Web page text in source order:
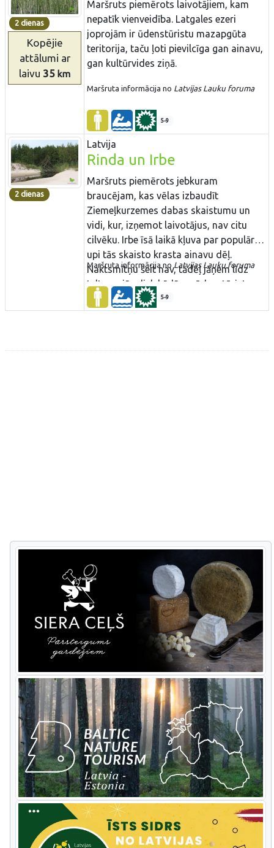
liecina vietvārdi – Ģedertu tacis, Žvīguļu
tacis u.c. Nēģu tačus būvēja vietās, kur
upe ir seklāka, šaurāka, ar salām un
straujtecēm bagātāka, tādēļ vietvārds
„tacis” nozīmē arī interesantākus
saglabājušies tikai upes lejtecē pie
Salacgrīvas. Nakšņošana g.k.
ūdenstūristu apmetnēs (teltīs). Maršruts
atrodas Ziemeļvidzemes biosfēras
rezervātā.
2 dienas
Kopējie
attālumi ar
laivu 35 km
Maršruts piemērots laivotājiem, kam
nepatīk vienveidība. Latgales ezeri
joprojām ir ūdenstūristu mazapgūta
teritorija, taču ļoti pievilcīga gan ainavu,
gan kultūrvides ziņā.
Maršruta informācija no Latvijas Lauku foruma
5-9
2 dienas
Latvija
Rinda un Irbe
Maršruts piemērots jebkuram
braucējam, kas vēlas izbaudīt
Ziemeļkurzemes dabas skaistumu un
vidi, kur, izņemot laivotājus, nav citu
cilvēku. Irbe īsā laikā kļuva par populāru
upi tās skaisto krasta ainavu dēļ.
Naktsmītņu šeit nav, tādēļ jāņem līdz
telts un jāpaliek kādā no ūdenstūristu
apmetnēm.
Maršruta informācija noLatvijas Lauku foruma
5-9